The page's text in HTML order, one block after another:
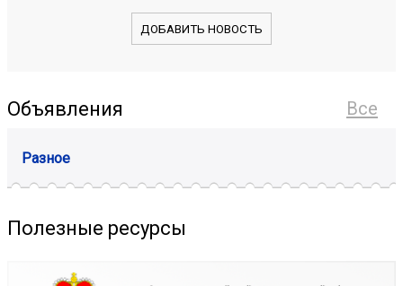
ДОБАВИТЬ НОВОСТЬ
Все
Объявления
Разное
Полезные ресурсы